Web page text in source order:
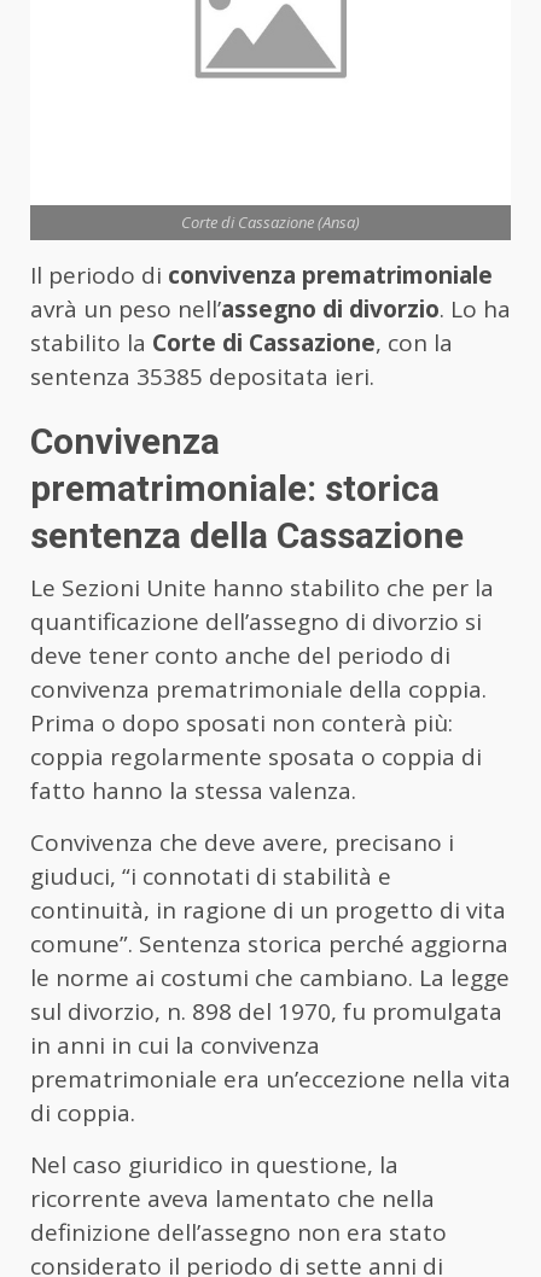
Corte di Cassazione (Ansa)
Il periodo di convivenza prematrimoniale
avrà un peso nell’assegno di divorzio. Lo ha
stabilito la Corte di Cassazione, con la
sentenza 35385 depositata ieri.
Convivenza
prematrimoniale: storica
sentenza della Cassazione
Le Sezioni Unite hanno stabilito che per la
quantificazione dell’assegno di divorzio si
deve tener conto anche del periodo di
convivenza prematrimoniale della coppia.
Prima o dopo sposati non conterà più:
coppia regolarmente sposata o coppia di
fatto hanno la stessa valenza.
Convivenza che deve avere, precisano i
giuduci, “i connotati di stabilità e
continuità, in ragione di un progetto di vita
comune”. Sentenza storica perché aggiorna
le norme ai costumi che cambiano. La legge
sul divorzio, n. 898 del 1970, fu promulgata
in anni in cui la convivenza
prematrimoniale era un’eccezione nella vita
di coppia.
Nel caso giuridico in questione, la
ricorrente aveva lamentato che nella
definizione dell’assegno non era stato
considerato il periodo di sette anni di